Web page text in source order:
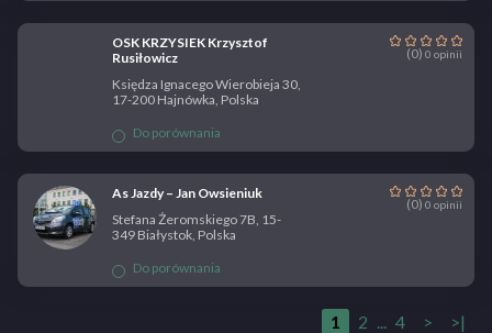
OSK KRZYSIEK Krzysztof
Rusiłowicz
(0) 0 opinii
Księdza Ignacego Wierobieja 30,
17-200 Hajnówka, Polska
Do porównania
As Jazdy – Jan Owsieniuk
(0) 0 opinii
Stefana Żeromskiego 7B, 15-
349 Białystok, Polska
Do porównania
1 2 ... 4 > >|